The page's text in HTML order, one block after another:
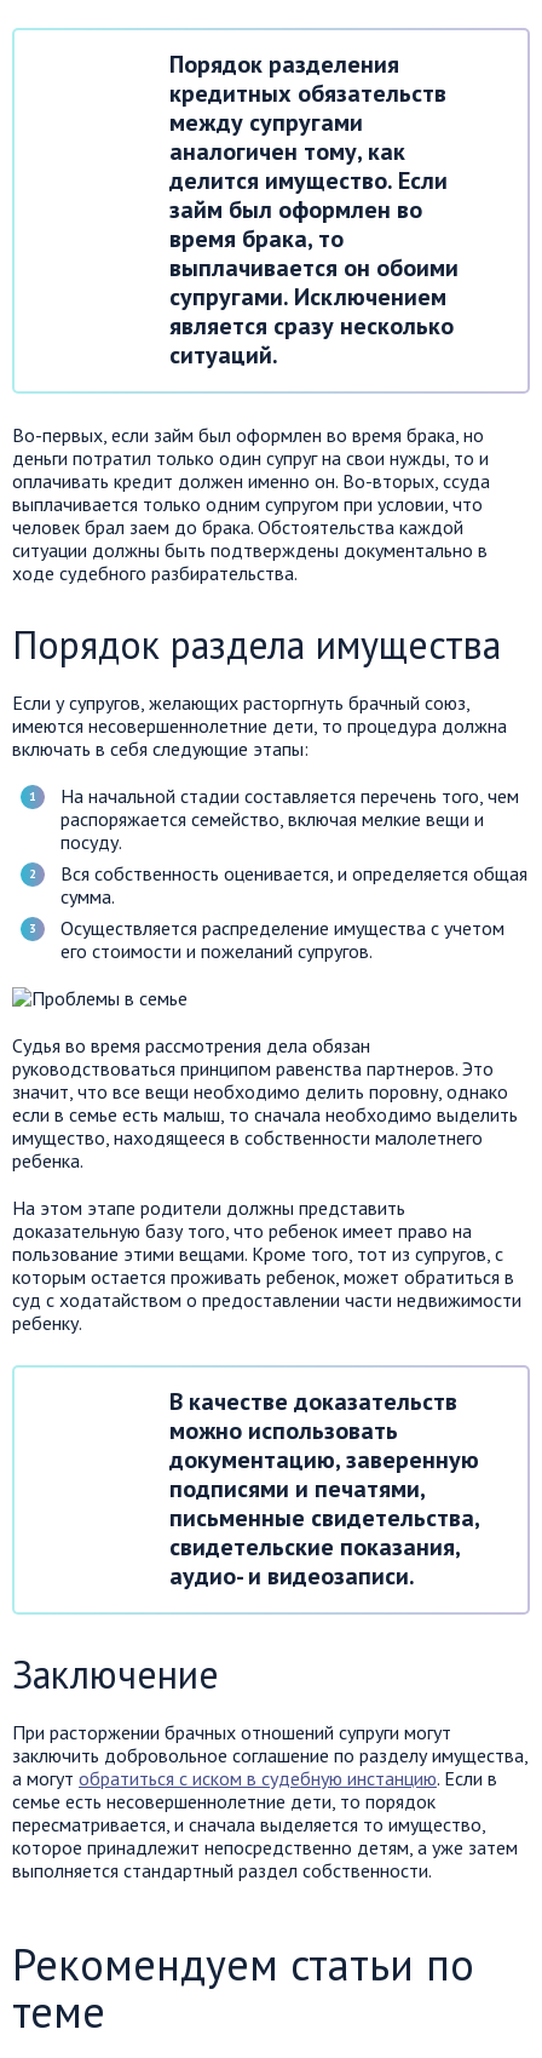
Порядок разделения
кредитных обязательств
между супругами
аналогичен тому, как
делится имущество. Если
займ был оформлен во
время брака, то
выплачивается он обоими
супругами. Исключением
является сразу несколько
ситуаций.
Во-первых, если займ был оформлен во время брака, но
деньги потратил только один супруг на свои нужды, то и
оплачивать кредит должен именно он. Во-вторых, ссуда
выплачивается только одним супругом при условии, что
человек брал заем до брака. Обстоятельства каждой
ситуации должны быть подтверждены документально в
ходе судебного разбирательства.
Порядок раздела имущества
Если у супругов, желающих расторгнуть брачный союз,
имеются несовершеннолетние дети, то процедура должна
включать в себя следующие этапы:
На начальной стадии составляется перечень того, чем
распоряжается семейство, включая мелкие вещи и
посуду.
Вся собственность оценивается, и определяется общая
сумма.
Осуществляется распределение имущества с учетом
его стоимости и пожеланий супругов.
Судья во время рассмотрения дела обязан
руководствоваться принципом равенства партнеров. Это
значит, что все вещи необходимо делить поровну, однако
если в семье есть малыш, то сначала необходимо выделить
имущество, находящееся в собственности малолетнего
ребенка.
На этом этапе родители должны представить
доказательную базу того, что ребенок имеет право на
пользование этими вещами. Кроме того, тот из супругов, с
которым остается проживать ребенок, может обратиться в
суд с ходатайством о предоставлении части недвижимости
ребенку.
В качестве доказательств
можно использовать
документацию, заверенную
подписями и печатями,
письменные свидетельства,
свидетельские показания,
аудио- и видеозаписи.
Заключение
При расторжении брачных отношений супруги могут
заключить добровольное соглашение по разделу имущества,
а могут обратиться с иском в судебную инстанцию. Если в
семье есть несовершеннолетние дети, то порядок
пересматривается, и сначала выделяется то имущество,
которое принадлежит непосредственно детям, а уже затем
выполняется стандартный раздел собственности.
Рекомендуем статьи по
теме